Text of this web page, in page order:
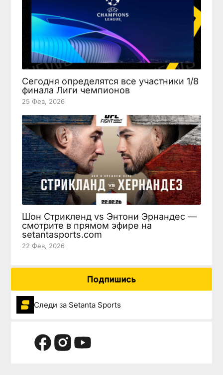
Сегодня определятся все участники 1/8
финала Лиги чемпионов
25 Фев, 2026
Шон Стрикленд vs Энтони Эрнандес —
смотрите в прямом эфире на
setantasports.com
22 Фев, 2026
Подпишись
Следи за Setanta Sports